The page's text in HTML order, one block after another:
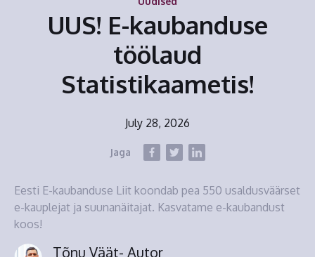
UUS! E-kaubanduse
töölaud
Statistikaametis!
July 28, 2026
Jaga
Eesti E-kaubanduse Liit koondab pea 550 usaldusväärset
e-kauplejat ja suunanäitajat. Kasvatame e-kaubandust
koos!
Tõnu Väät- Autor